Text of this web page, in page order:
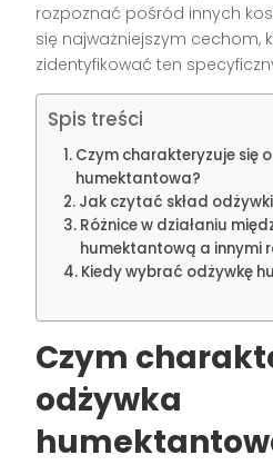
rozpoznać pośród innych
się najważniejszym
zidentyfikować ten
Spis treści
Czym charakteryzuje się
humektantowa?
Jak czytać skład
Różnice w działaniu
humektantową a innymi
Kiedy wybrać odżywkę
Czym
odżywka